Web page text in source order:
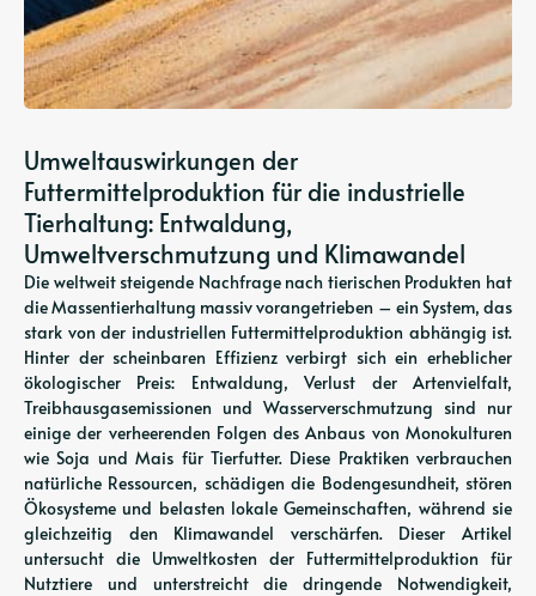
Umweltauswirkungen der
Futtermittelproduktion für die industrielle
Tierhaltung: Entwaldung,
Umweltverschmutzung und Klimawandel
Die weltweit steigende Nachfrage nach tierischen Produkten hat
die Massentierhaltung massiv vorangetrieben – ein System, das
stark von der industriellen Futtermittelproduktion abhängig ist.
Hinter der scheinbaren Effizienz verbirgt sich ein erheblicher
ökologischer Preis: Entwaldung, Verlust der Artenvielfalt,
Treibhausgasemissionen und Wasserverschmutzung sind nur
einige der verheerenden Folgen des Anbaus von Monokulturen
wie Soja und Mais für Tierfutter. Diese Praktiken verbrauchen
natürliche Ressourcen, schädigen die Bodengesundheit, stören
Ökosysteme und belasten lokale Gemeinschaften, während sie
gleichzeitig den Klimawandel verschärfen. Dieser Artikel
untersucht die Umweltkosten der Futtermittelproduktion für
Nutztiere und unterstreicht die dringende Notwendigkeit,